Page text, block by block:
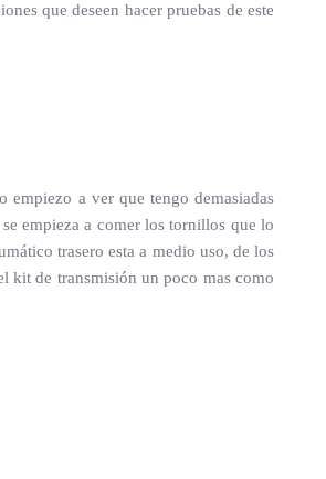
que deseen hacer pruebas de este
a ver que tengo demasiadas
empieza a comer los tornillos que lo
trasero esta a medio uso, de los
kit de transmisión un poco mas como